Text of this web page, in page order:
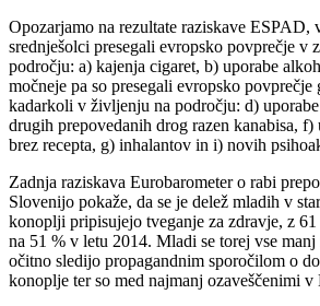
Opozarjamo na rezultate raziskave ESPAD,
srednješolci presegali evropsko povprečje v
področju: a) kajenja cigaret, b) uporabe
močneje pa so presegali evropsko povprečje
kadarkoli v življenju na področju: d)
drugih prepovedanih drog razen kanabisa, f)
brez recepta, g) inhalantov in i) novih
Zadnja raziskava Eurobarometer o rabi
Slovenijo pokaže, da se je delež mladih v
konoplji pripisujejo tveganje za zdravje, z 61
na 51 % v letu 2014. Mladi se torej vse
očitno sledijo propagandnim sporočilom o
konoplje ter so med najmanj ozaveščenimi v